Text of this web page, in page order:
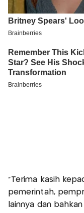
“Terima kasih
pemerintah,
lainnya dan